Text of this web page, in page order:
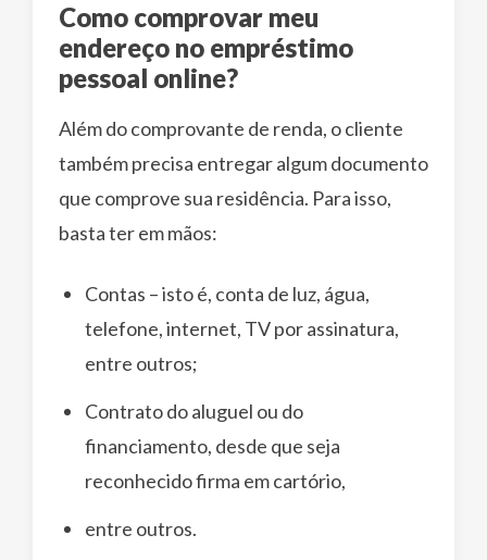
Como comprovar meu
endereço no empréstimo
pessoal online?
Além do comprovante de renda, o cliente
também precisa entregar algum documento
que comprove sua residência. Para isso,
basta ter em mãos:
Contas – isto é, conta de luz, água,
telefone, internet, TV por assinatura,
entre outros;
Contrato do aluguel ou do
financiamento, desde que seja
reconhecido firma em cartório,
entre outros.